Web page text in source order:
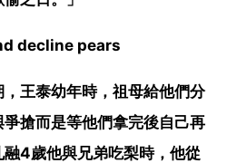
decline pears
，王泰幼年時，祖母給他們分
搶而是等他們拿完後自己再
4歲他與兄弟吃梨時，他從